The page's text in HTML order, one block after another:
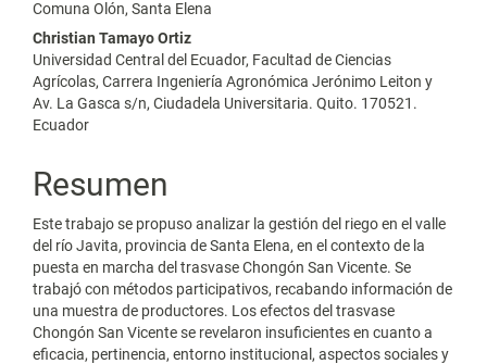
principal
del
artículo
Comuna Olón, Santa Elena
Christian Tamayo Ortiz
Universidad Central del Ecuador, Facultad de Ciencias
Agrícolas, Carrera Ingeniería Agronómica Jerónimo Leiton y
Av. La Gasca s/n, Ciudadela Universitaria. Quito. 170521.
Ecuador
Resumen
Este trabajo se propuso analizar la gestión del riego en el valle
del río Javita, provincia de Santa Elena, en el contexto de la
puesta en marcha del trasvase Chongón San Vicente. Se
trabajó con métodos participativos, recabando información de
una muestra de productores. Los efectos del trasvase
Chongón San Vicente se revelaron insuficientes en cuanto a
eficacia, pertinencia, entorno institucional, aspectos sociales y